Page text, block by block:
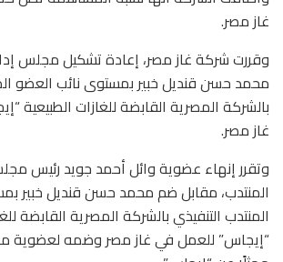
غاز مصر.
وقررت شركة غاز مصر، إعادة تشكيل مجلس
محمد حسن قنديل خبير بمستوى نائب العضو
بالشركة المصرية القابضة للغازات الطبيعية
غاز مصر.
وتقرر إنهاء عضوية وائل أحمد جويد رئيس
المنتدب، مقابل ضم محمد حسن قنديل خبير
المنتدب التنفيذي بالشركة المصرية القابضة
“إيجاس” للعمل في غاز مصر وضمه لعضوية